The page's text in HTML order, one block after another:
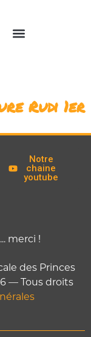
Rudi 1er
Notre
chaine
youtube
merci !
des Princes
— Tous droits